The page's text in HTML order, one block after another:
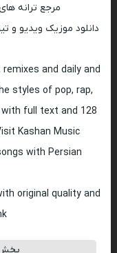
مرجع ترانه
دانلود موزیک ویدیو و
and daily and
styles of pop, rap,
with full text and 128
Kashan Music
with Persian
original quality and
پخش